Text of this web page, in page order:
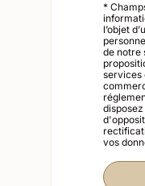
*
l’objet
de notre
services
vos